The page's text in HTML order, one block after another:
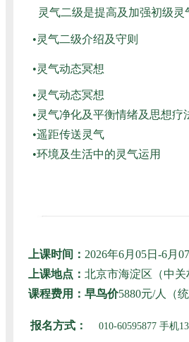
灵气二级是提高及加强初级
•灵气二级介绍及守则
•灵气动态冥想
•灵气动态冥想
•灵气净化及平衡情绪及思想疗
•遥距传送灵气
•环境及生活中的灵气运用
上课时间： 2026年6月05日-6月
上课地点： 北京市海淀区（中
课程费用：早鸟价5880元/人（
报名方式： 010-60595877 手机